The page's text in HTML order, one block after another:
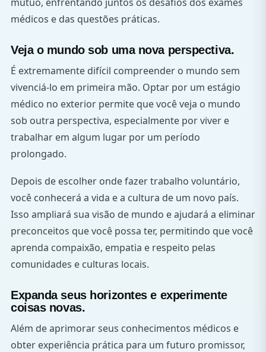
médicos e das questões práticas.
Veja o mundo sob uma nova perspectiva.
É extremamente difícil compreender o mundo sem
vivenciá-lo em primeira mão. Optar por um estágio
médico no exterior permite que você veja o mundo
sob outra perspectiva, especialmente por viver e
trabalhar em algum lugar por um período
prolongado.
Depois de escolher onde fazer trabalho voluntário,
você conhecerá a vida e a cultura de um novo país.
Isso ampliará sua visão de mundo e ajudará a eliminar
preconceitos que você possa ter, permitindo que você
aprenda compaixão, empatia e respeito pelas
comunidades e culturas locais.
Expanda seus horizontes e experimente
coisas novas.
Além de aprimorar seus conhecimentos médicos e
obter experiência prática para um futuro promissor,